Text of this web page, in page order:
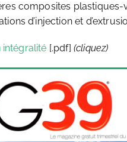
composites
d’injection et
intégralité [.pdf] (cliquez)